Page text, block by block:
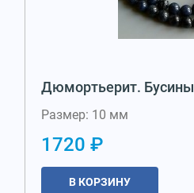
Дюмортьерит. Бусины
Размер: 10 мм
1720 ₽
В КОРЗИНУ